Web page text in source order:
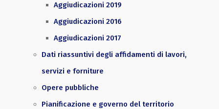
Aggiudicazioni 2019
Aggiudicazioni 2016
Aggiudicazioni 2017
Dati riassuntivi degli affidamenti di lavori,
servizi e forniture
Opere pubbliche
Pianificazione e governo del territorio